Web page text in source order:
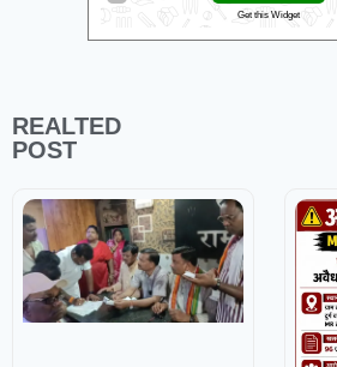
Get this Widget
REALTED
POST